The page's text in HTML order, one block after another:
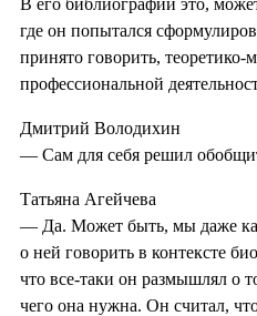
где он попытался
принято говорить, теоретико-
профессиональной
Дмитрий Володихин
— Сам для себя решил
Татьяна Агейчева
— Да. Может быть, мы даже
о ней говорить в контексте
что все-таки он размышлял о
чего она нужна. Он считал,